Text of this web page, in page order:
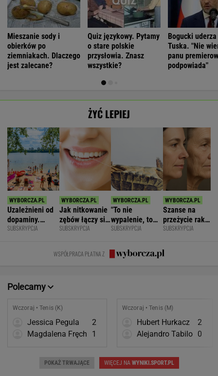
Mieszanie sody i
obierków po
ziemniakach. Dlaczego
jest zalecane?
Quiz językowy. Pytamy
o stare polskie
przysłowia. Znasz
wszystkie?
Bogucki
Tuska. "Nie
panu
podpowiada"
ŻYĆ LEPIEJ
Uzależnieni od
dopaminy.
Psychiatra o
SUBSKRYPCJA
Jak nitkowanie
zębów łączy się
ze zdrowiem
SUBSKRYPCJA
"To nie
wypalenie, to
nie depresja".
zjawisko
dotarło do
SUBSKRYPCJA
Szanse na
przeżycie raka
widać na
Zaskakujące
badania
SUBSKRYPCJA
WSPÓŁPRACA PŁATNA Z
Polecamy
Wczoraj • Tenis (K)
Jessica Pegula
2
Magdalena Fręch
1
Wczoraj • Tenis (M)
Hubert Hurkacz
2
Alejandro Tabilo 0
POKAŻ TRWAJĄCE WIĘCEJ NAWYNIKI.SPORT.PL